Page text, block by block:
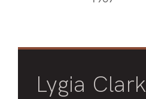
Lygia Clark